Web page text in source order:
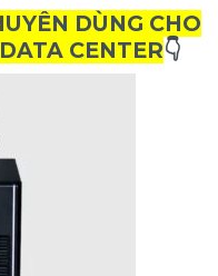
DÙNG CHO
CENTER👇